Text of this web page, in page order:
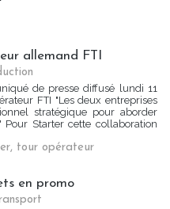
allemand FTI
de presse diffusé lundi 11
FTI "Les deux entreprises
stratégique pour aborder
Starter cette collaboration
, tour opérateur
en promo